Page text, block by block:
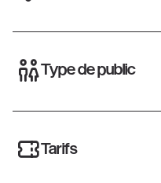
Type de public
Tarifs